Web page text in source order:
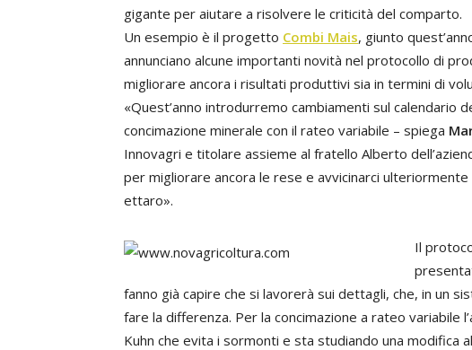
gigante per aiutare a risolvere le criticità del comparto.
Un esempio è il progetto Combi Mais, giunto
annunciano alcune importanti novità nel protocollo di
migliorare ancora i risultati produttivi sia in termini di
«Quest’anno introdurremo cambiamenti sul calendario
concimazione minerale con il rateo variabile – spiega
Innovagri e titolare assieme al fratello Alberto
per migliorare ancora le rese e avvicinarci
ettaro».
Il
fanno già capire che si lavorerà sui dettagli, che, in un
fare la differenza. Per la concimazione a rateo variabile
Kuhn che evita i sormonti e sta studiando una modifica